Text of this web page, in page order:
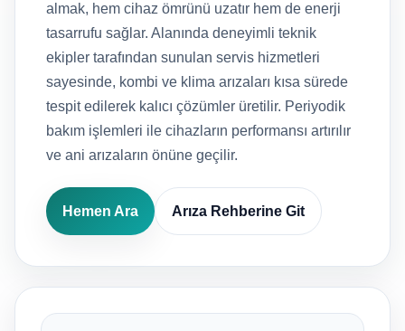
almak, hem cihaz ömrünü uzatır hem de enerji
tasarrufu sağlar. Alanında deneyimli teknik
ekipler tarafından sunulan servis hizmetleri
sayesinde, kombi ve klima arızaları kısa sürede
tespit edilerek kalıcı çözümler üretilir. Periyodik
bakım işlemleri ile cihazların performansı artırılır
ve ani arızaların önüne geçilir.
Hemen Ara Arıza Rehberine Git